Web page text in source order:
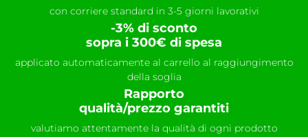
con corriere standard in 3-5 giorni lavorativi
-3% di sconto
sopra i 300€ di spesa
applicato automaticamente al carrello al raggiungimento
della soglia
Rapporto
qualità/prezzo garantiti
valutiamo attentamente la qualità di ogni prodotto